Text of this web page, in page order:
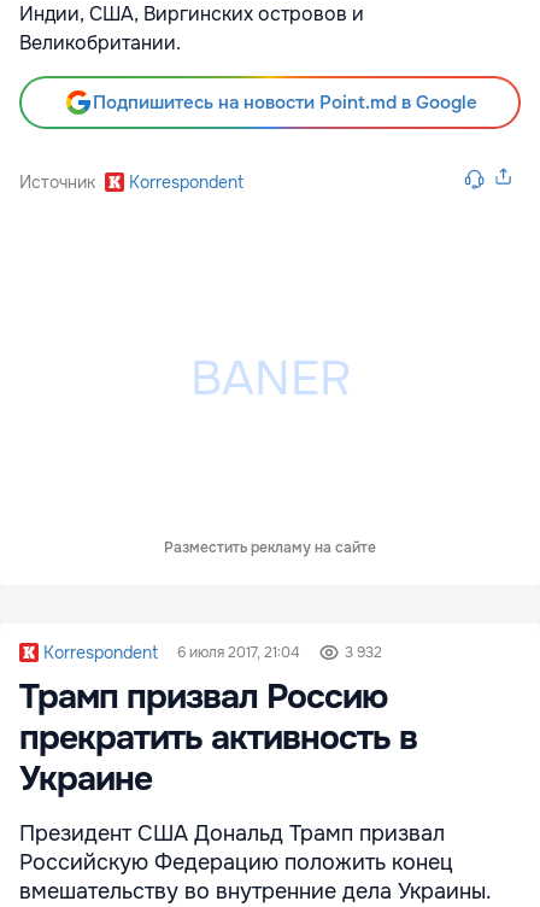
Индии, США, Виргинских островов и
Великобритании.
Подпишитесь на новости Point.md в Google
Источник Korrespondent
Разместить рекламу на сайте
Korrespondent 6 июля 2017, 21:04 3 932
Трамп призвал Россию
прекратить активность в
Украине
Президент США Дональд Трамп призвал
Российскую Федерацию положить конец
вмешательству во внутренние дела Украины.